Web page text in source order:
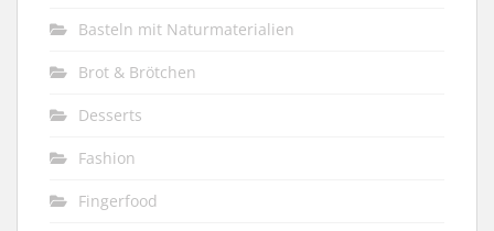
Basteln mit Naturmaterialien
Brot & Brötchen
Desserts
Fashion
Fingerfood